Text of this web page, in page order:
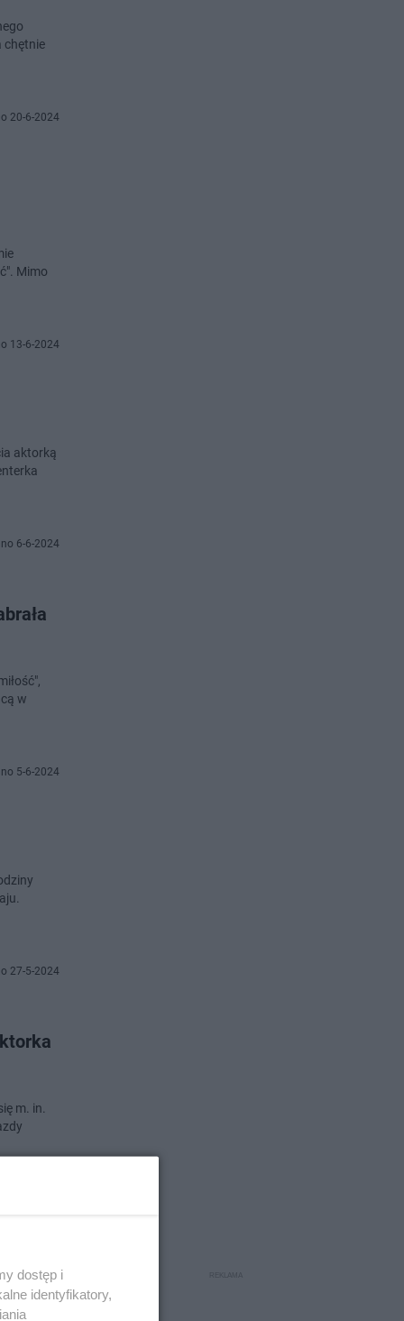
chętnie
20-6-2024
Mimo
13-6-2024
aktorką
6-6-2024
w
5-6-2024
27-5-2024
m. in.
dostęp i
identyfikatory,